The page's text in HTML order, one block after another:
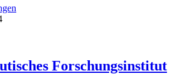
Forschungsinstitut